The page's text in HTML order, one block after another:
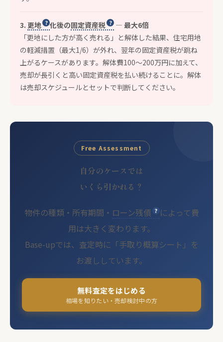
3. 更地 化後の固定資産税
— 最大6倍
「更地にした方が高く売れる」と解体した結果、住宅用地
の軽減措置（最大1/6）が外れ、翌年の固定資産税が跳ね
上がるケースがあります。解体費100〜200万円に加えて、
売却が長引くと高い固定資産税を払い続けることに。解体
は売却スケジュールとセットで判断してください。
Free Assessment
自分のケースでは
いくら引かれる？
物件の種類・所有期間・ ローン残債
によって費
用は大きく変わります。
Base-upでは、査定時に「手取り概算シート」を
お渡ししています。
無料査定をはじめる
相場を知りたい・売却検討中の方